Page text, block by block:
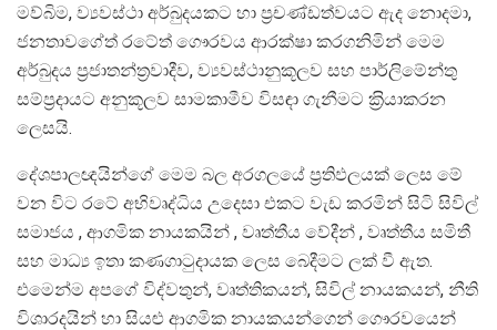
මව්බිම, ව්‍යවස්ථා අර්බුදයකට හා ප‍්‍රචණ්ඩත්වයට ඇද නොදමා,
ජනතාවගේත් රටේත් ගෞරවය ආරක්ෂා කරගනිමින් මෙම
අර්බුදය ප‍්‍රජාතන්ත‍්‍රවාදීව, ව්‍යවස්ථානුකූලව සහ පාර්ලිමේන්තු
සම්ප‍්‍රදායට අනුකූලව සාමකාමීව විසඳා ගැනීමට ක‍්‍රියාකරන
ලෙසයි.
දේශපාලඥයින්ගේ මෙම බල අරගලයේ ප‍්‍රතිඵලයක් ලෙස මේ
වන විට රටේ අභිවෘද්ධිය උදෙසා එකට වැඩ කරමින් සිටි සිවිල්
සමාජය , ආගමික නායකයින් , වෘත්තීය වේදීන් , වෘත්තීය සමිතී
සහ මාධ්‍ය ඉතා කණගාටුදායක ලෙස බෙදීමට ලක් වී ඇත.
එමෙන්ම අපගේ විද්වතුන්, වෘත්තිකයන්, සිවිල් නායකයන්, නීති
විශාරදයින් හා සියළු ආගමික නායකයන්ගෙන් ගෞරවයෙන්